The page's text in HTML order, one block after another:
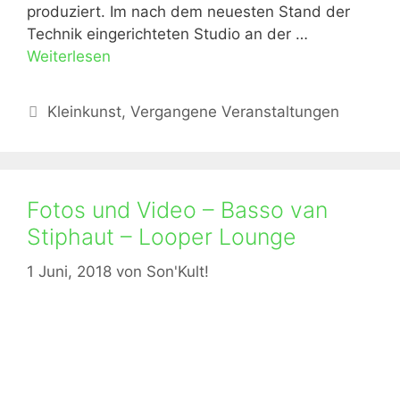
produziert. Im nach dem neuesten Stand der
Technik eingerichteten Studio an der …
Weiterlesen
Kategorien
Kleinkunst,Vergangene Veranstaltungen
Fotos und Video – Basso van
Stiphaut – Looper Lounge
1 Juni, 2018 von Son'Kult!